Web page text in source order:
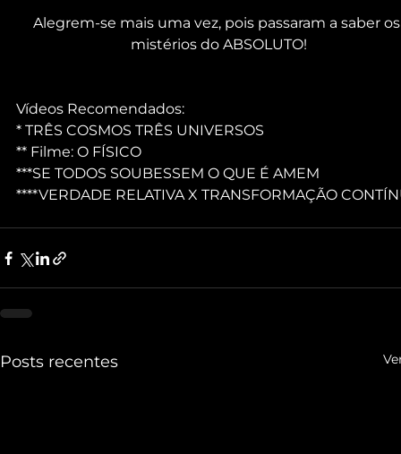
Alegrem-se mais uma vez, pois passaram a saber
mistérios do ABSOLUTO!
Vídeos Recomendados:
* TRÊS COSMOS TRÊS UNIVERSOS
** Filme: O FÍSICO
***SE TODOS SOUBESSEM O QUE É AMEM
****VERDADE RELATIVA X TRANSFORMAÇÃO
Posts recentes